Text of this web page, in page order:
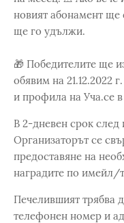
новият абонамент ще
ще го удължи.
🎁 Победителите ще
обявим на 21.12.2022
и профила на Уча.се
В 2-дневен срок след
Организаторът се
предоставяне на
наградите по имейл/
Печелившият трябва
телефонен номер и